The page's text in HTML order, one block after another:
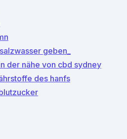
geben_
der nähe von cbd sydney
des hanfs